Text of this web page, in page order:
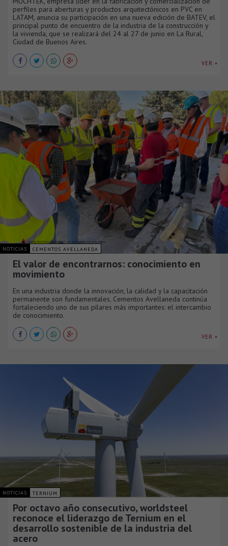
perfiles para aberturas y productos arquitectónicos en PVC en
LATAM, anuncia su participación en una nueva edición de BATEV, el
principal punto de encuentro de la industria de la construcción y
la vivienda, que se realizará del 24 al 27 de junio en La Rural,
Ciudad de Buenos Aires.
VER +
NOTICIAS CEMENTOS AVELLANEDA
El valor de encontrarnos: conocimiento en
movimiento
En una industria donde la innovación, la calidad y la capacitación
permanente son fundamentales, Cementos Avellaneda continúa
fortaleciendo uno de sus pilares más importantes: el intercambio
de conocimiento.
VER +
NOTICIAS TERNIUM
Por octavo año consecutivo, worldsteel
reconoce el liderazgo de Ternium en el
desarrollo sostenible de la industria del
acero